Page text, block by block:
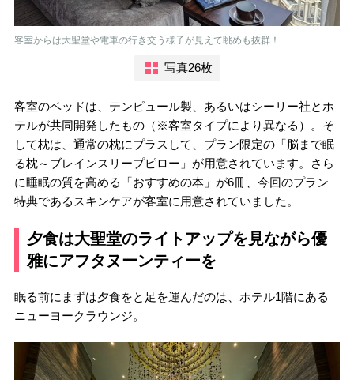
客室からは大聖堂や電車の行き交う様子が見えて眺めも抜群！
写真26枚
客室のベッドは、テンピュール製、あるいはシーリー社とホ
テルが共同開発したもの（※客室タイプにより異なる）。そ
して枕は、通常の枕にプラスして、プラン限定の「脳まで眠
る枕～ブレインスリープピロー」が用意されています。さら
に睡眠の質を高める「おすすめの本」が6冊、今回のプラン
特典であるスキンケアが客室に用意されていました。
夕食は大聖堂のライトアップを見ながら優
雅にアフタヌーンティーを
眠る前にまずは夕食をと足を運んだのは、ホテル1階にある
ニューヨークラウンジ。